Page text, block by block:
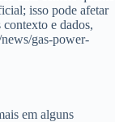
isso pode afetar
e dados,
gas-power-
em alguns